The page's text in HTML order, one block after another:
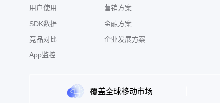
用户使用
SDK数据
竞品对比
App监控
营销方案
金融方案
企业发展方案
覆盖全球移动市场